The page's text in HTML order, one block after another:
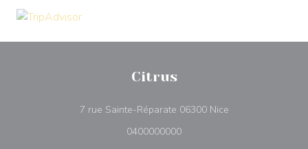
Citrus
7 rue Sainte-Réparate 06300 Nice((otevře se v
0400000000